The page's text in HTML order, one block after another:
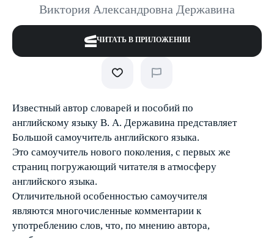
Виктория Александровна Державина
ЧИТАТЬ В ПРИЛОЖЕНИИ
Известный автор словарей и пособий по
английскому языку В. А. Державина представляет
Большой самоучитель английского языка.
Это самоучитель нового поколения, с первых же
страниц погружающий читателя в атмосферу
английского языка.
Отличительной особенностью самоучителя
являются многочисленные комментарии к
употреблению слов, что, по мнению автора,